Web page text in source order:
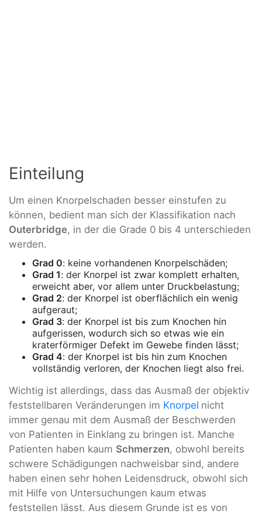
Einteilung
Um einen Knorpelschaden besser einstufen zu
können, bedient man sich der Klassifikation nach
Outerbridge, in der die Grade 0 bis 4 unterschieden
werden.
Grad 0: keine vorhandenen Knorpelschäden;
Grad 1: der Knorpel ist zwar komplett erhalten,
erweicht aber, vor allem unter Druckbelastung;
Grad 2: der Knorpel ist oberflächlich ein wenig
aufgeraut;
Grad 3: der Knorpel ist bis zum Knochen hin
aufgerissen, wodurch sich so etwas wie ein
kraterförmiger Defekt im Gewebe finden lässt;
Grad 4: der Knorpel ist bis hin zum Knochen
vollständig verloren, der Knochen liegt also frei.
Wichtig ist allerdings, dass das Ausmaß der objektiv
feststellbaren Veränderungen im Knorpel nicht
immer genau mit dem Ausmaß der Beschwerden
von Patienten in Einklang zu bringen ist. Manche
Patienten haben kaum Schmerzen, obwohl bereits
schwere Schädigungen nachweisbar sind, andere
haben einen sehr hohen Leidensdruck, obwohl sich
mit Hilfe von Untersuchungen kaum etwas
feststellen lässt. Aus diesem Grunde ist es von